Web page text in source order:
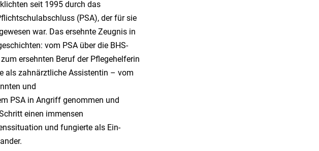
seit 1995 durch das
(PSA), der für sie
war. Das ersehnte Zeugnis in
vom PSA über die BHS-
ersehnten Beruf der Pflegehelferin
als zahnärztliche Assistentin – vom
und
PSA in Angriff genommen und
einen immensen
und fungierte als Ein-